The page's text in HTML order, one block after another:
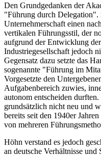
Den Grundgedanken der
"Führung durch Delegation".
Unternehmerschaft einen
vertikalen Führungsstil, der
aufgrund der Entwicklung
Industriegesellschaft jedoch
Gegensatz dazu setzte das
sogenannte "Führung im
Vorgesetzte den
Aufgabenbereich zuwies,
autonom entscheiden
grundsätzlich nicht neu und
bereits seit den 1940er
von mehreren
Höhn verstand es jedoch
an deutsche Verhältnisse und